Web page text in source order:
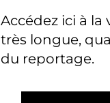
Accédez ici à la
très longue,
du reportage.